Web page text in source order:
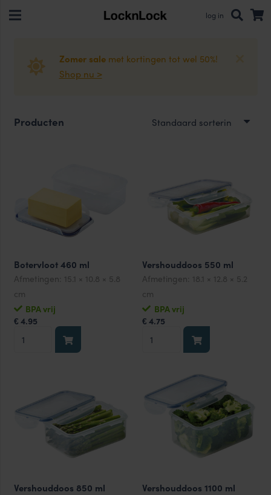
log in
Zomer salemet kortingen tot wel 50%!
Shop nu >
Producten
Botervloot 460 ml
Afmetingen:
15.1 × 10.8 × 5.8
cm
BPA vrij
€ 4.95
Botervloot
Vershouddoos 550 ml
Afmetingen:
18.1 × 12.8 × 5.2
cm
BPA vrij
€ 4.75
Vershouddoos
Vershouddoos 850 ml Vershouddoos 1100 ml